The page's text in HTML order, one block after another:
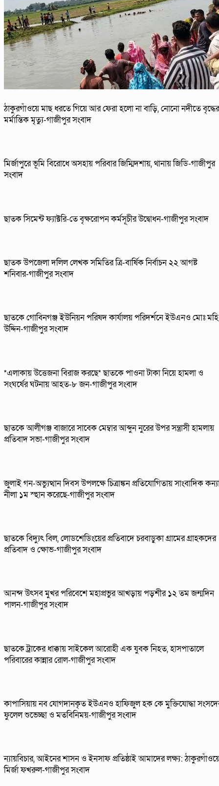
ঠাকুরগাঁওয়ে মাছ ধরতে গিয়ে আর ফেরা হলো না বাড়ি, নোনো নদীতে বৃদ্ধের
মর্মান্তিক মৃত্যু-গাজীপুর সংবাদ
মির্জাপুরে ভূমি বিরোধে অসহায় পরিবার জিম্মিদশায়, থানায় জিডি-গাজীপুর
সংবাদ
ছাতক সিমেন্ট ফ্যাক্টরি-তে বৃক্ষরোপন কর্মসূচীর উদ্বোধন-গাজীপুর সংবাদ
ছাতক উপজেলা দলিল লেখক সমিতির ত্রি-বার্ষিক নির্বাচন ২২ আগষ্ট
শনিবার-গাজীপুর সংবাদ
ছাতকে গোবিনগঞ্জ ইউনিয়ন পরিষদ কার্যালয় পরিদর্শনে ইউএনও মোঃ মহি
উদ্দিন-গাজীপুর সংবাদ
*এলাকায় উত্তেজনা বিরাজ করছে* ছাতকে পাওনা টাকা নিয়ে হামলা ও
সংঘর্ষের ঘটনায় আহত-৮ জন-গাজীপুর সংবাদ
ছাতকে আলীগঞ্জ বাজারে সাবেক মেম্বার আব্দুন নুরের উপর সন্ত্রাসী হামলায়
প্রতিবাদ সভা-গাজীপুর সংবাদ
জুলাই গন-অভ্যুত্থান দিবস উপলক্ষে চিত্রাঙ্কন প্রতিযোগিতায় সাংবাদিক
নীলা ১ম স্হান করেছে-গাজীপুর সংবাদ
ছাতকে বিদ্যুৎ বিল, লোডশেডিংয়ের প্রতিবাদে চরবাড়ুকা গ্রামের গ্রাহকদের
প্রতিবাদ ও ক্ষোভ-গাজীপুর সংবাদ
আনন্দ উৎসব মুখর পরিবেশে মহাপ্রভুর আখড়ায় পড়শীর ১২ তম জন্মদিন
পালন-গাজীপুর সংবাদ
ছাতকে ট্রাকের ধাক্কায় সাইকেল আরোহী এক যুবক নিহত, হাসপাতালে
পরিবারের কান্নার রোল-গাজীপুর সংবাদ
কাপাসিয়ায় নব যোগদানকৃত ইউএনও হাফিজুল হক কে মুক্তিযোদ্ধা
ফুলেল শুভেচ্ছা ও মতবিনিময়-গাজীপুর সংবাদ
ন্যায়বিচার, আইনের শাসন ও ইনসাফ প্রতিষ্ঠাই আমাদের লক্ষ্য:
মির্জা ফখরুল-গাজীপুর সংবাদ